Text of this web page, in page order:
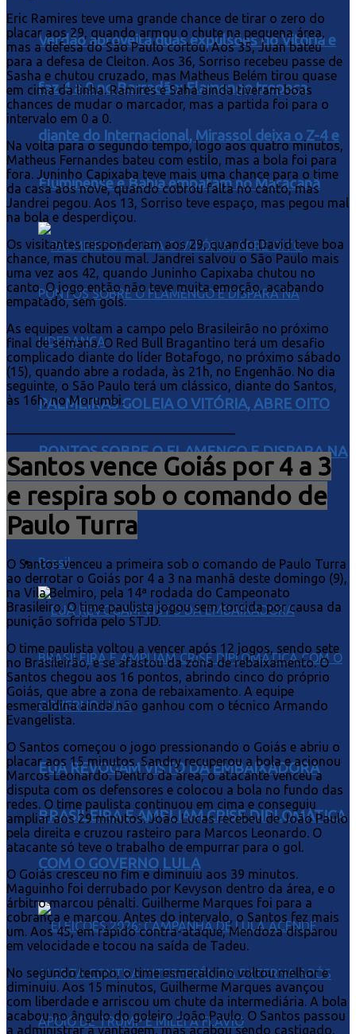
Verdão aproveita duas expulsões do Vitória e
faz 4 a 0 no Barradão; Flamengo tropeça
diante do Internacional, Mirassol deixa o Z-4 e
Fluminense e Bahia empatam no Maracanã
PALMEIRAS GOLEIA O VITÓRIA, ABRE OITO
PONTOS SOBRE O FLAMENGO E DISPARA NA
LIDERANÇA
Brasil
EUA REVOGAM VISTO DA EMBAIXADORA
BRASILEIRA E AMPLIAM CRISE DIPLOMÁTICA
COM O GOVERNO LULA
Eric Ramires teve uma grande chance de tirar o zero do
placar aos 29, quando armou o chute na pequena área,
mas a defesa do São Paulo cortou. Aos 35, Juan bateu
para a defesa de Cleiton. Aos 36, Sorriso recebeu passe de
Sasha e chutou cruzado, mas Matheus Belém tirou quase
em cima da linha. Ramires e Saha ainda tiveram boas
chances de mudar o marcador, mas a partida foi para o
intervalo em 0 a 0.
Na volta para o segundo tempo, logo aos quatro minutos,
Matheus Fernandes bateu com estilo, mas a bola foi para
fora. Juninho Capixaba teve mais uma chance para o time
da casa aos nove, quando cobrou falta no canto, mas
Jandrei pegou. Aos 13, Sorriso teve espaço, mas pegou mal
na bola e desperdiçou.
Os visitantes responderam aos 29, quando David teve boa
chance, mas chutou mal. Jandrei salvou o São Paulo mais
uma vez aos 42, quando Juninho Capixaba chutou no
canto. O jogo então não teve muita emoção, acabando
empatado, sem gols.
As equipes voltam a campo pelo Brasileirão no próximo
final de semana. O Red Bull Bragantino terá um desafio
complicado diante do líder Botafogo, no próximo sábado
(15), quando abre a rodada, às 21h, no Engenhão. No dia
seguinte, o São Paulo terá um clássico, diante do Santos,
às 16h, no Morumbi.
Santos vence Goiás por 4 a 3
e respira sob o comando de
Paulo Turra
O Santos venceu a primeira sob o comando de Paulo Turra
ao derrotar o Goiás por 4 a 3 na manhã deste domingo (9),
na Vila Belmiro, pela 14ª rodada do Campeonato
Brasileiro. O time paulista jogou sem torcida por causa da
punição sofrida pelo STJD.
O time paulista voltou a vencer após 12 jogos, sendo sete
no Brasileirão, e se afastou da zona de rebaixamento. O
Santos chegou aos 16 pontos, abrindo cinco do próprio
Goiás, que abre a zona de rebaixamento. A equipe
esmeraldina ainda não ganhou com o técnico Armando
Evangelista.
O Santos começou o jogo pressionando o Goiás e abriu o
placar aos 15 minutos. Sandry recuperou a bola e acionou
Marcos Leonardo. Dentro da área, o atacante venceu a
disputa com os defensores e colocou a bola no fundo das
redes. O time paulista continuou em cima e conseguiu
ampliar aos 29 minutos. João Lucas recebeu de João Paulo
pela direita e cruzou rasteiro para Marcos Leonardo. O
atacante só teve o trabalho de empurrar para o gol.
O Goiás cresceu no fim e diminuiu aos 39 minutos.
Maguinho foi derrubado por Kevyson dentro da área, e o
árbitro marcou pênalti. Guilherme Marques foi para a
cobrança e marcou. Antes do intervalo, o Santos fez mais
um. Aos 45, em rápido contra-ataque, Mendoza disparou
em velocidade e tocou na saída de Tadeu.
No segundo tempo, o time esmeraldino voltou melhor e
diminuiu. Aos 15 minutos, Guilherme Marques avançou
com liberdade e arriscou um chute da intermediária. A bola
acabou no ângulo do goleiro João Paulo. O Santos passou
a administrar a vantagem, mas acabou sendo castigado.